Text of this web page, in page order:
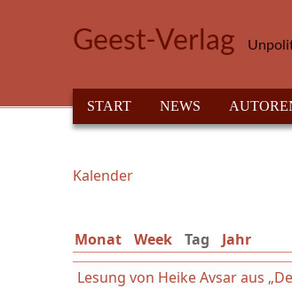
Geest-Verlag
HAUPTMENÜ
START NEWS
Sie sind hier
Kalender
Monat Week Tag (aktiver
Jahr
Lesung von Heike Avsar aus